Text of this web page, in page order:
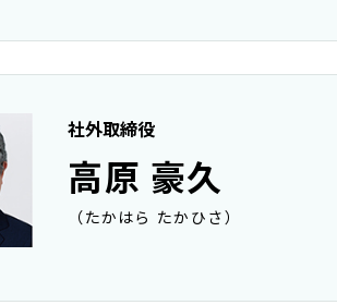
社外取締役
高原 豪久
（たかはら たかひさ）